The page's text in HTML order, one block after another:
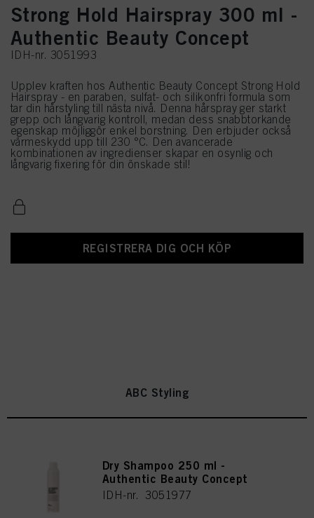
Strong Hold Hairspray 300 ml -
Authentic Beauty Concept
IDH-nr. 3051993
Upplev kraften hos Authentic Beauty Concept Strong Hold
Hairspray - en paraben, sulfat- och silikonfri formula som
tar din hårstyling till nästa nivå. Denna hårspray ger starkt
grepp och långvarig kontroll, medan dess snabbtorkande
egenskap möjliggör enkel borstning. Den erbjuder också
värmeskydd upp till 230 °C. Den avancerade
kombinationen av ingredienser skapar en osynlig och
långvarig fixering för din önskade stil!
REGISTRERA DIG OCH KÖP
ABC Styling
Dry Shampoo 250 ml -
Authentic Beauty Concept
IDH-nr. 3051977